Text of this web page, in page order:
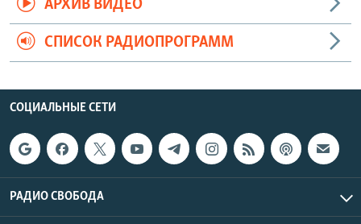
АРХИВ ВИДЕО
СПИСОК РАДИОПРОГРАММ
СОЦИАЛЬНЫЕ СЕТИ
РАДИО СВОБОДА